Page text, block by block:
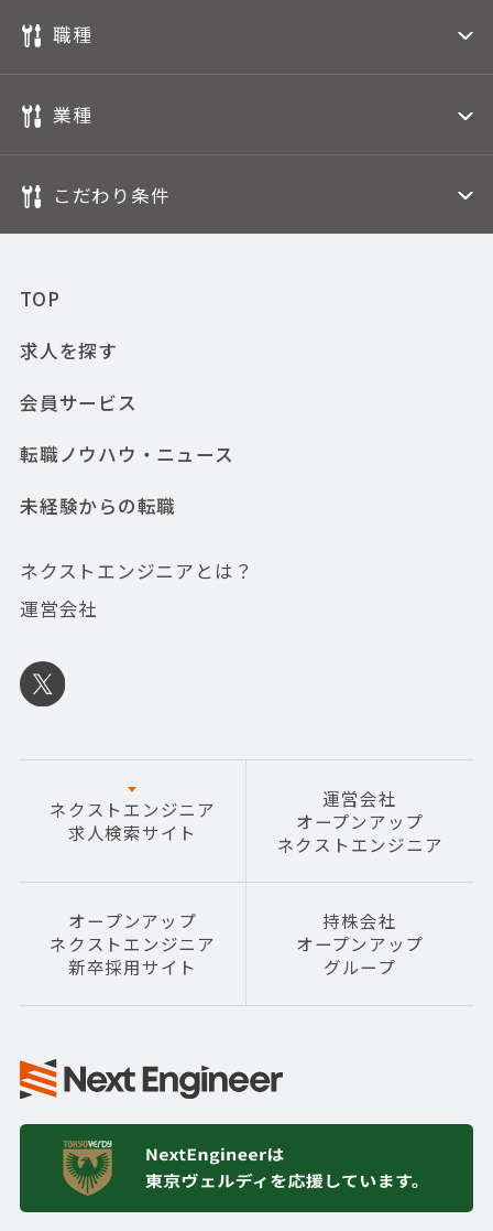
職種
業種
こだわり条件
TOP
求人を探す
会員サービス
転職ノウハウ・ニュース
未経験からの転職
ネクストエンジニアとは？
運営会社
ネクストエンジニア
求人検索サイト
運営会社
オープンアップ
ネクストエンジニア
オープンアップ
ネクストエンジニア
新卒採用サイト
持株会社
オープンアップ
グループ